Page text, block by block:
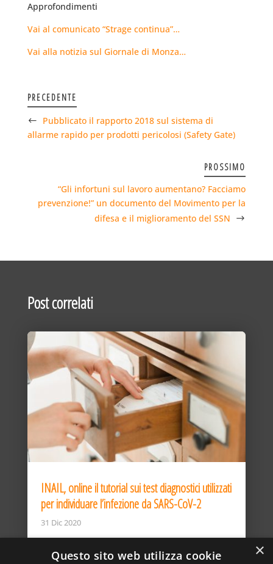
Approfondimenti
Vai al comunicato “Strage continua”…
Vai alla notizia sul Giornale di Monza…
PRECEDENTE
Pubblicato il rapporto 2018 sul sistema di
allarme rapido per prodotti pericolosi (Safety Gate)
PROSSIMO
“Gli infortuni sul lavoro aumentano? Facciamo
prevenzione!” un documento del Movimento per la
difesa e il miglioramento del SSN
Post correlati
INAIL, online il tutorial sui test diagnostici utilizzati
per individuare l’infezione da SARS-CoV-2
31 Dic 2020
×
Questo sito web utilizza cookie